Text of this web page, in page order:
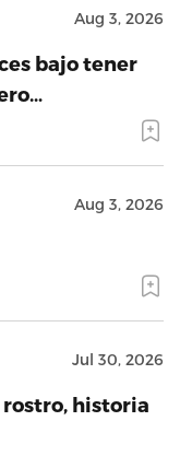
Aug 3, 2026
bajo tener
Aug 3, 2026
Jul 30, 2026
historia